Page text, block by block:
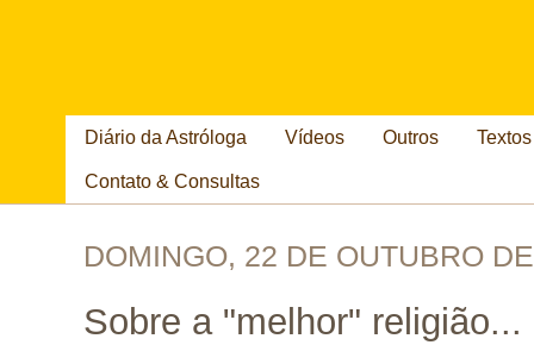
Diário da Astróloga Vídeos Outros
Contato & Consultas
DOMINGO, 22 DE OUTUBRO
Sobre a "melhor" religião...